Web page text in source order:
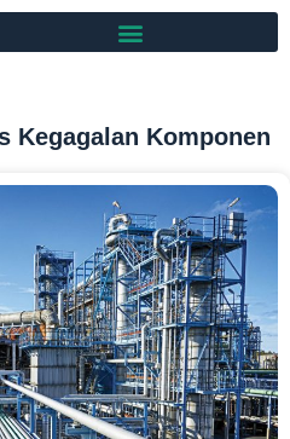
Kegagalan Komponen